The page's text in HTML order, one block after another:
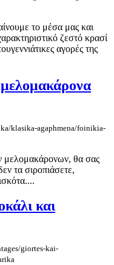
το μέσα μας και
ζεστό κρασί
αγορές της
μελομακάρονα
klasika-agaphmena/foinikia-
μελομακάρονων, θα σας
τα σιροπιάσετε,
και
giortes-kai-